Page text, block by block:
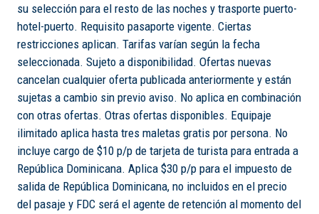
su selección para el resto de las noches y trasporte puerto-
hotel-puerto. Requisito pasaporte vigente. Ciertas
restricciones aplican. Tarifas varían según la fecha
seleccionada. Sujeto a disponibilidad. Ofertas nuevas
cancelan cualquier oferta publicada anteriormente y están
sujetas a cambio sin previo aviso. No aplica en combinación
con otras ofertas. Otras ofertas disponibles. Equipaje
ilimitado aplica hasta tres maletas gratis por persona. No
incluye cargo de $10 p/p de tarjeta de turista para entrada a
República Dominicana. Aplica $30 p/p para el impuesto de
salida de República Dominicana, no incluidos en el precio
del pasaje y FDC será el agente de retención al momento del